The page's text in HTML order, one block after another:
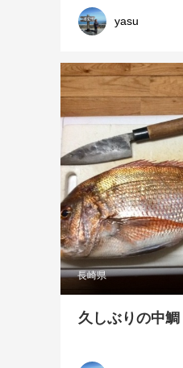
yasu
長崎県
久しぶりの中鯛